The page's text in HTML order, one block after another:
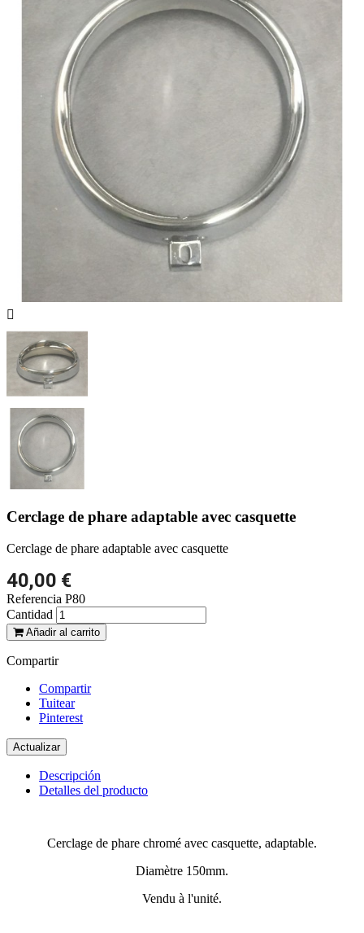

Cerclage de phare adaptable avec casquette
Cerclage de phare adaptable avec casquette
40,00 €
Referencia P80
Cantidad
Añadir al carrito
Compartir
Compartir
Tuitear
Pinterest
Descripción
Detalles del producto
Cerclage de phare chromé avec casquette, adaptable.
Diamètre 150mm.
Vendu à l'unité.